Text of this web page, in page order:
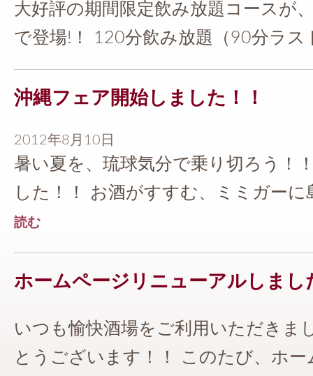
大好評の期間限定飲み放題コースが
で登場!！ 120分飲み放題（90分ラス
沖縄フェア開始しました！！
2012年8月10日
暑い夏を、琉球気分で乗り切ろう！
した！！ お酒がすすむ、ミミガーに
読む
ホームページリニューアルしまし
いつも愉快酒場をご利用いただきま
とうございます！！ このたび、ホー